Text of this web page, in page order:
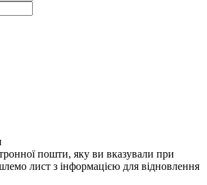
пошти, яку ви вказували при
лист з інформацією для відновлення